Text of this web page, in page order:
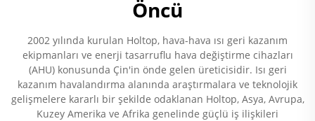
Öncü
2002 yılında kurulan Holtop, hava-hava ısı geri kazanım
ekipmanları ve enerji tasarruflu hava değiştirme cihazları
(AHU) konusunda Çin'in önde gelen üreticisidir. Isı geri
kazanım havalandırma alanında araştırmalara ve teknolojik
gelişmelere kararlı bir şekilde odaklanan Holtop, Asya, Avrupa,
Kuzey Amerika ve Afrika genelinde güçlü iş ilişkileri